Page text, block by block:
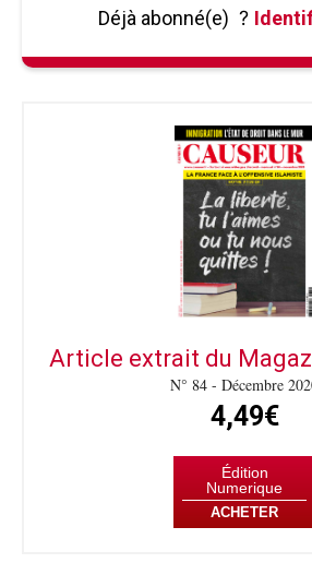
Déjà abonné(e) ?
Article extrait du
N° 84 - Décembre
4,49€
Édition
Numerique
ACHETER